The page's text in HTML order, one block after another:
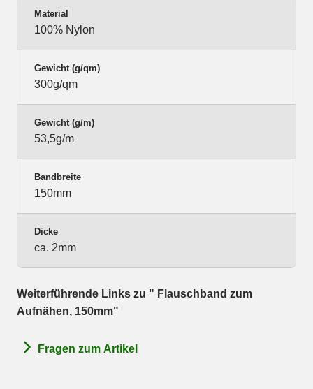
Material
100% Nylon
Gewicht (g/qm)
300g/qm
Gewicht (g/m)
53,5g/m
Bandbreite
150mm
Dicke
ca. 2mm
Weiterführende Links zu " Flauschband zum
Aufnähen, 150mm"
Fragen zum Artikel